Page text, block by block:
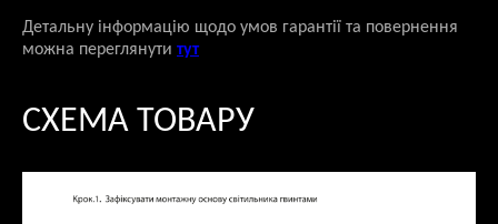
Детальну інформацію щодо умов гарантії та повернення
можна переглянути тут
СХЕМА ТОВАРУ